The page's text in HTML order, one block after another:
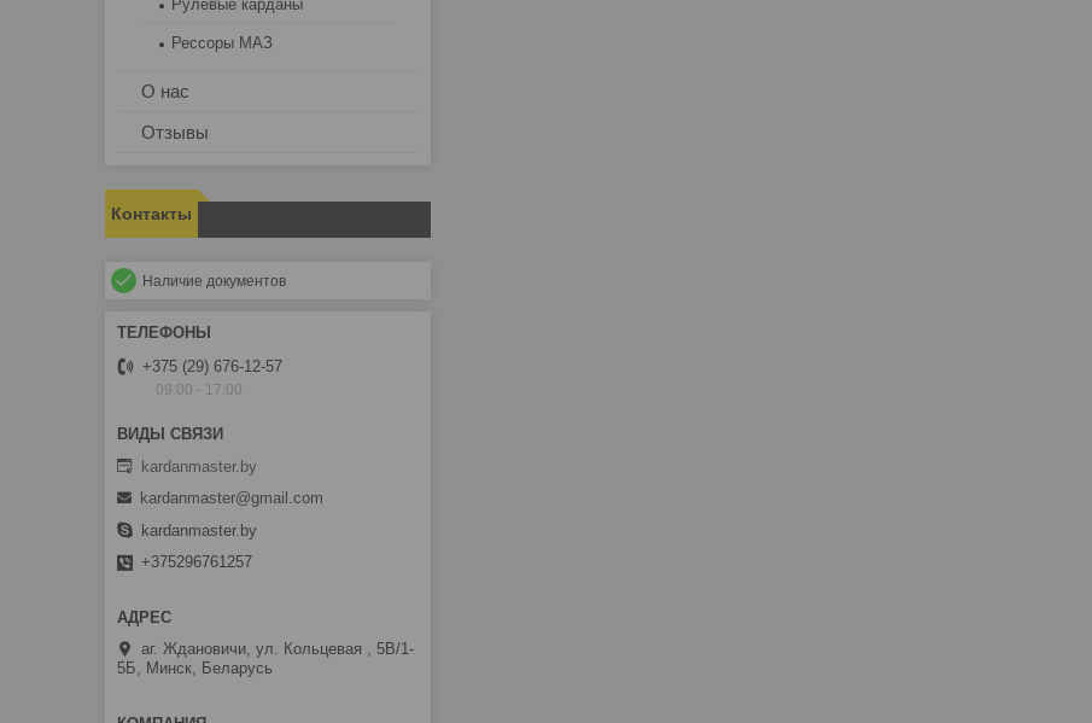
Рулевые карданы
Рессоры МАЗ
О нас
Отзывы
Контакты
Наличие документов
+375 (29) 676-12-57
09:00 - 17:00
kardanmaster.by
kardanmaster@gmail.com
kardanmaster.by
+375296761257
аг. Ждановичи, ул. Кольцевая , 5В/1-
5Б, Минск, Беларусь